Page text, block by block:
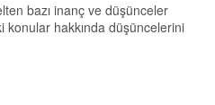
bazı inanç ve düşünceler
konular hakkında düşüncelerini